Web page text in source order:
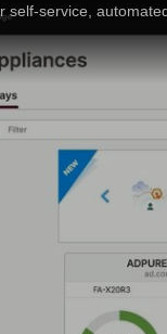
self-service,